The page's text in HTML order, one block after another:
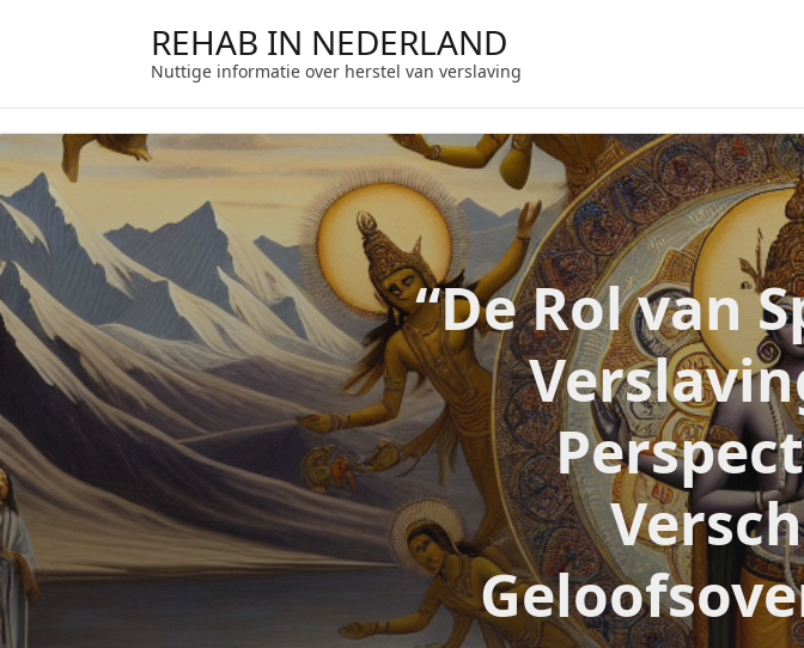
REHAB IN NEDERLAND
Nuttige informatie over herstel van verslaving
“De Rol van